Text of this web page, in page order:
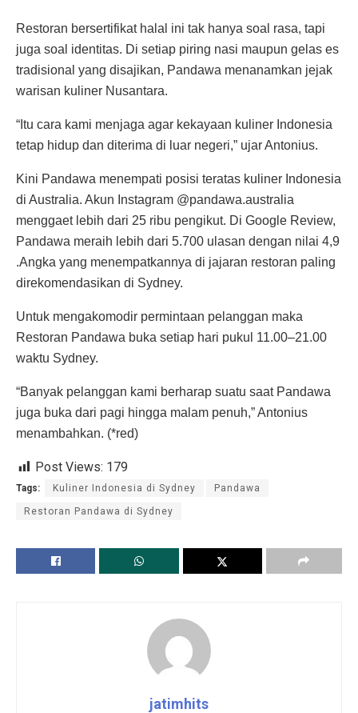
Restoran bersertifikat halal ini tak hanya soal rasa, tapi
juga soal identitas. Di setiap piring nasi maupun gelas es
tradisional yang disajikan, Pandawa menanamkan jejak
warisan kuliner Nusantara.
“Itu cara kami menjaga agar kekayaan kuliner Indonesia
tetap hidup dan diterima di luar negeri,” ujar Antonius.
Kini Pandawa menempati posisi teratas kuliner Indonesia
di Australia. Akun Instagram @pandawa.australia
menggaet lebih dari 25 ribu pengikut. Di Google Review,
Pandawa meraih lebih dari 5.700 ulasan dengan nilai 4,9
.Angka yang menempatkannya di jajaran restoran paling
direkomendasikan di Sydney.
Untuk mengakomodir permintaan pelanggan maka
Restoran Pandawa buka setiap hari pukul 11.00–21.00
waktu Sydney.
“Banyak pelanggan kami berharap suatu saat Pandawa
juga buka dari pagi hingga malam penuh,” Antonius
menambahkan. (*red)
Post Views: 179
Tags: Kuliner Indonesia di Sydney Pandawa
Restoran Pandawa di Sydney
jatimhits